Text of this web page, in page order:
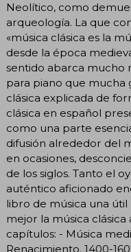
Neolítico, como
arqueología. La que
«música clásica es la
desde la época
sentido abarca mucho
para piano que mucha
clásica explicada de
clásica en español
como una parte
difusión alrededor del
en ocasiones,
de los siglos. Tanto el
auténtico aficionado
libro de música una
mejor la música clásica
capítulos: - Música
Renacimiento. 1400-